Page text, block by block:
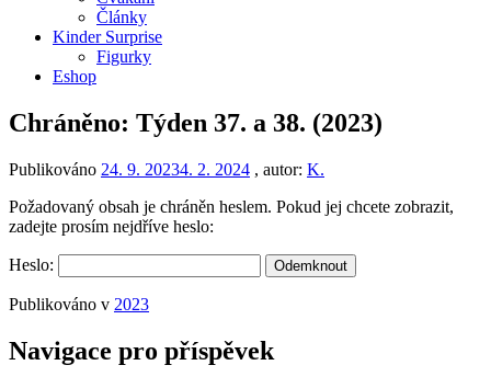
Články
Kinder Surprise
Figurky
Eshop
Chráněno: Týden 37. a 38. (2023)
Publikováno 24. 9. 20234. 2. 2024 , autor: K.
Požadovaný obsah je chráněn heslem. Pokud jej chcete zobrazit,
zadejte prosím nejdříve heslo:
Heslo:
Publikováno v 2023
Navigace pro příspěvek